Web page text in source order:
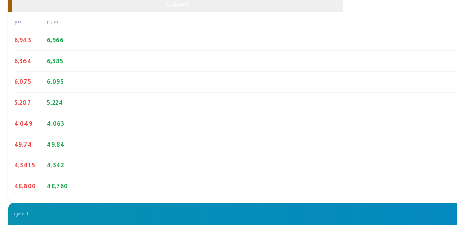
شراء بيع
6,966
6,943
6,385
6,364
6,095
6,075
5,224
5,207
4,063
4,049
49.84
49.74
4,342
4,341.5
48,760
48,600
القاهرة